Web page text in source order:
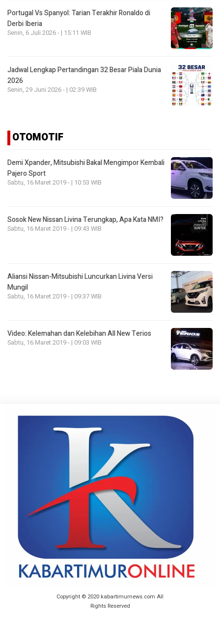
Portugal Vs Spanyol: Tarian Terakhir Ronaldo di
Derbi Iberia
Senin, 6 Juli 2026 - | 15:11 WIB
Jadwal Lengkap Pertandingan 32 Besar Piala Dunia
2026
Senin, 29 Juni 2026 - | 02:39 WIB
OTOMOTIF
Demi Xpander, Mitsubishi Bakal Mengimpor Kembali
Pajero Sport
Sabtu, 16 Maret 2019 - | 10:53 WIB
Sosok New Nissan Livina Terungkap, Apa Kata NMI?
Sabtu, 16 Maret 2019 - | 09:43 WIB
Aliansi Nissan-Mitsubishi Luncurkan Livina Versi
Mungil
Sabtu, 16 Maret 2019 - | 09:37 WIB
Video: Kelemahan dan Kelebihan All New Terios
Sabtu, 16 Maret 2019 - | 09:03 WIB
Copyright © 2020 kabartimurnews.com All
Rights Reserved